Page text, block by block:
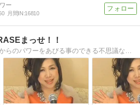
月間IN:16810
まっせ！！
このブログは、高次元からのパワーをあびる事のできる不思議なブログ。あなたの人生を望むとおりに歩めるように、毎日、ここへ帰ってきてね。